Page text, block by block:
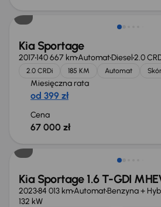
Kia Sportage
2017140 667 kmAutomatDiesel2.0
2.0 CRDi 185 KM Automat
Miesięczna rata
od 399 zł
Cena
67 000 zł
Możliwość odliczenia VAT
Kia Sportage 1.6 T-GDI
202384 013 kmAutomatBenzyna +
132 kW